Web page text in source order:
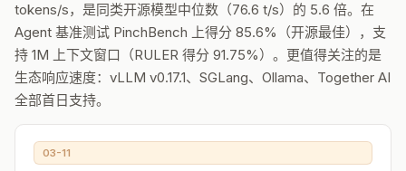
tokens/s，是同类开源模型中位数（76.6 t/s）的 5.6 倍。在
Agent 基准测试 PinchBench 上得分 85.6%（开源最佳），支
持 1M 上下文窗口（RULER 得分 91.75%）。更值得关注的是
生态响应速度：vLLM v0.17.1、SGLang、Ollama、Together AI
全部首日支持。
03-11